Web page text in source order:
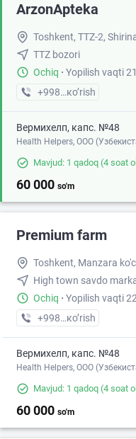
ArzonApteka
Toshkent, TTZ-2,
TTZ bozori
Ochiq · Yopilish vaqti
+998 (95) XXX-XX-XX
кo’rish
Вермихелп, капс. №48
Health Helpers, OOO
Mavjud: 1 qadoq (4 soat
60 000 so'm
Premium farm
Toshkent, Manzara
High town savdo
Ochiq · Yopilish vaqti
+998 (77) XXX-XX-XX
кo’rish
Вермихелп, капс. №48
Health Helpers, OOO
Mavjud: 1 qadoq (4 soat
60 000 so'm